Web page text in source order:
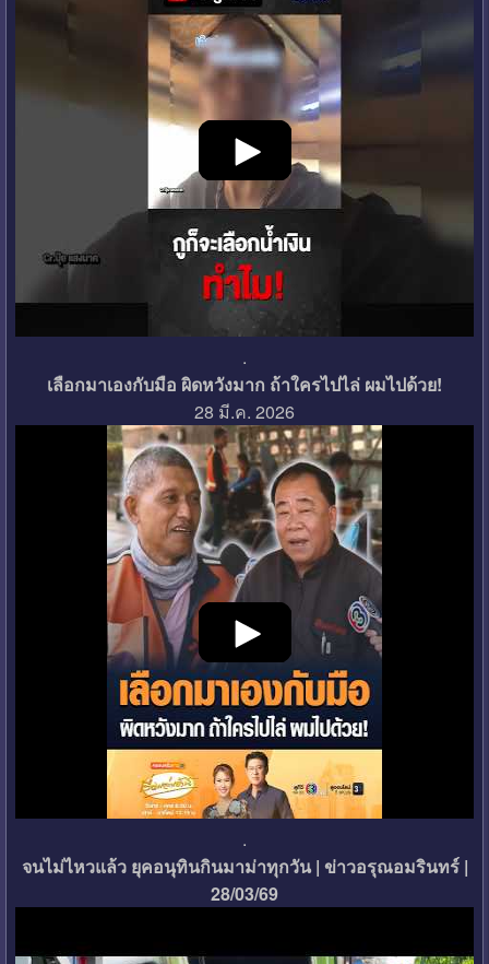
.
เลือกมาเองกับมือ ผิดหวังมาก ถ้าใครไปไล่ ผมไปด้วย!
28 มี.ค. 2026
.
จนไม่ไหวแล้ว ยุคอนุทินกินมาม่าทุกวัน | ข่าวอรุณอมรินทร์ |
28/03/69